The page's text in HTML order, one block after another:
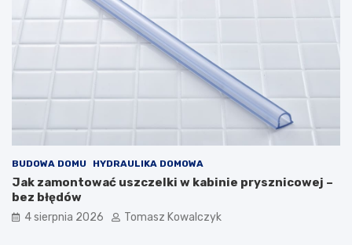
BUDOWA DOMU HYDRAULIKA DOMOWA
Jak zamontować uszczelki w kabinie prysznicowej –
bez błędów
4 sierpnia 2026 Tomasz Kowalczyk